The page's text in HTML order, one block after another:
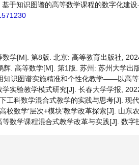
于知识图谱的高等数学课程的数字化建
学[M]. 第8版. 北京: 高等教育出版社,
辉. 高等数学[M]. 第1版. 苏州: 苏州大学出
知识图谱实施精准和个性化教学——以高
实验教学模式研究[J]. 长春大学学报,
工科数学混合式教学的实践与思考[J]. 现
校数学‘层次+模块’教学改革探索[J]. 山东
数学课程混合式教学改革与实践[J]. 数